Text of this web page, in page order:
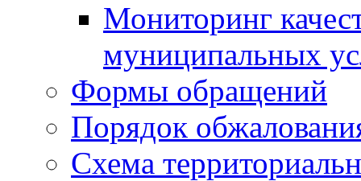
Мониторинг
муниципальных
Формы обращений
Порядок
Схема